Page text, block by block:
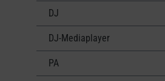
DJ
DJ-Mediaplayer
PA